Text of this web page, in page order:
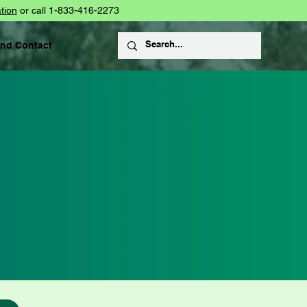
or call 1-833-416-2273
Contact